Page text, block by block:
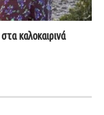
καλοκαιρινά